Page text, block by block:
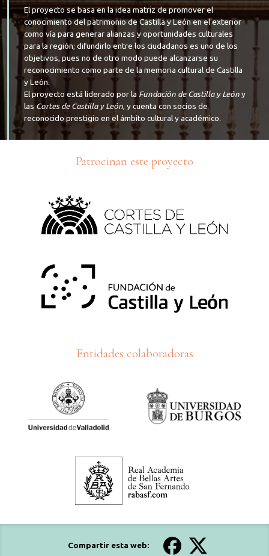
El proyecto se basa en la idea matriz de promover el
conocimiento del patrimonio de Castilla y León en el exterior
como vía para generar alianzas y oportunidades culturales
para la región; difundirlo entre los ciudadanos es uno de los
objetivos, pues no de otro modo puede alcanzarse su
reconocimiento como parte de la memoria cultural de Castilla
y León.
El proyecto está liderado por la Fundación de Castilla y Leóny
lasCortes de Castilla y León, y cuenta con socios de
reconocido prestigio en el ámbito cultural y académico.
Patrocinan este proyecto
Entidades colaboradoras
Compartir esta web: